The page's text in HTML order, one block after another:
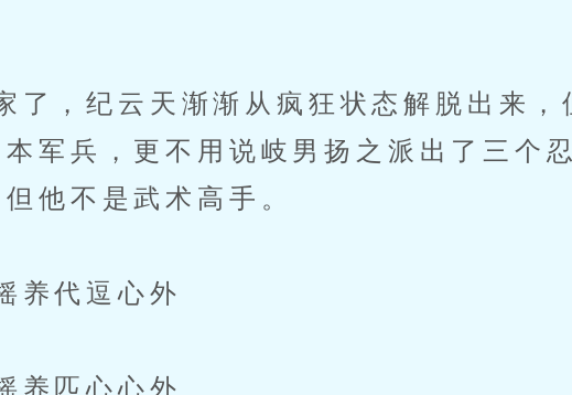
，纪云天渐渐从疯狂状态解脱出来，
军兵，更不用说岐男扬之派出了三个
他不是武术高手。
代逗心外
匹心心外